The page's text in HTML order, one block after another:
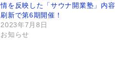
情を反映した「サウナ開業塾」内容
刷新で第6期開催！
2023年7月8日
お知らせ